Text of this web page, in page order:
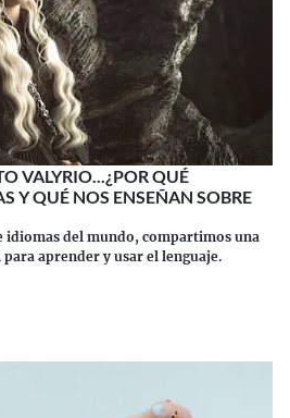
VALYRIO...¿POR QUÉ
Y QUÉ NOS ENSEÑAN SOBRE
idiomas del mundo, compartimos una
aprender y usar el lenguaje.